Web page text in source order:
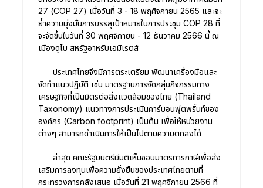
27 (COP 27) เมื่อวันที่ 3 - 18 พฤศิจกายน 2565 และจะ
ย้ำความมุ่งมั่นการบรรลุเป้าหมายในการประชุม COP 28 ที่
จะจัดขึ้นในวันที่ 30 พฤศจิกายน - 12 ธันวาคม 2566 นี้ ณ
เมืองดูไบ สหรัฐอาหรับเอมิเรตส์
ประเทศไทยจึงมีการตระเตรียม พัฒนาเครื่องมือและ
จัดทำแนวปฏิบัติ เช่น มาตรฐานการจัดกลุ่มกิจกรรมทาง
เศรษฐกิจที่เป็นมิตรต่อสิ่งแวดล้อมของไทย (Thailand
Taxonomy) แนวทางการประเมินคาร์บอนฟุตพริ้นท์ของ
องค์กร (Carbon footprint) เป็นต้น เพื่อให้หน่วยงาน
ต่างๆ สามารถดำเนินการให้เป็นไปตามความตกลงได้
ล่าสุด คณะรัฐมนตรีมีมติเห็นชอบมาตรการภาษีเพื่อส่ง
เสริมการลงทุนเพื่อความยั่งยืนของประเทศไทยตามที่
กระทรวงการคลังเสนอ เมื่อวันที่ 21 พฤศจิกายน 2566 ที่